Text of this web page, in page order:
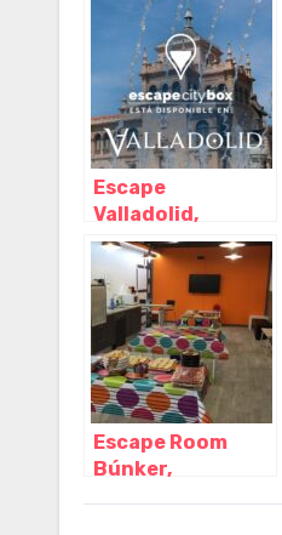
Castilla y León
Escape
Valladolid,
Valladolid –
Castilla y León
Escape Room
Búnker,